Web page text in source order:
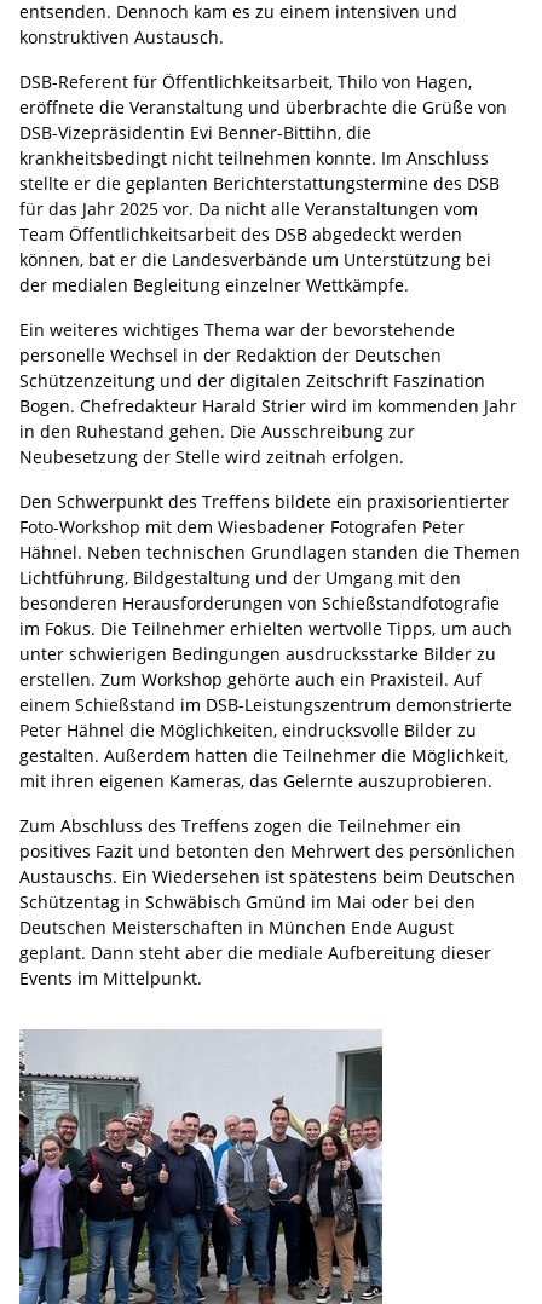
entsenden. Dennoch kam es zu einem intensiven und
konstruktiven Austausch.
DSB-Referent für Öffentlichkeitsarbeit, Thilo von Hagen,
eröffnete die Veranstaltung und überbrachte die Grüße von
DSB-Vizepräsidentin Evi Benner-Bittihn, die
krankheitsbedingt nicht teilnehmen konnte. Im Anschluss
stellte er die geplanten Berichterstattungstermine des DSB
für das Jahr 2025 vor. Da nicht alle Veranstaltungen vom
Team Öffentlichkeitsarbeit des DSB abgedeckt werden
können, bat er die Landesverbände um Unterstützung bei
der medialen Begleitung einzelner Wettkämpfe.
Ein weiteres wichtiges Thema war der bevorstehende
personelle Wechsel in der Redaktion der Deutschen
Schützenzeitung und der digitalen Zeitschrift Faszination
Bogen. Chefredakteur Harald Strier wird im kommenden Jahr
in den Ruhestand gehen. Die Ausschreibung zur
Neubesetzung der Stelle wird zeitnah erfolgen.
Den Schwerpunkt des Treffens bildete ein praxisorientierter
Foto-Workshop mit dem Wiesbadener Fotografen Peter
Hähnel. Neben technischen Grundlagen standen die Themen
Lichtführung, Bildgestaltung und der Umgang mit den
besonderen Herausforderungen von Schießstandfotografie
im Fokus. Die Teilnehmer erhielten wertvolle Tipps, um auch
unter schwierigen Bedingungen ausdrucksstarke Bilder zu
erstellen. Zum Workshop gehörte auch ein Praxisteil. Auf
einem Schießstand im DSB-Leistungszentrum demonstrierte
Peter Hähnel die Möglichkeiten, eindrucksvolle Bilder zu
gestalten. Außerdem hatten die Teilnehmer die Möglichkeit,
mit ihren eigenen Kameras, das Gelernte auszuprobieren.
Zum Abschluss des Treffens zogen die Teilnehmer ein
positives Fazit und betonten den Mehrwert des persönlichen
Austauschs. Ein Wiedersehen ist spätestens beim Deutschen
Schützentag in Schwäbisch Gmünd im Mai oder bei den
Deutschen Meisterschaften in München Ende August
geplant. Dann steht aber die mediale Aufbereitung dieser
Events im Mittelpunkt.